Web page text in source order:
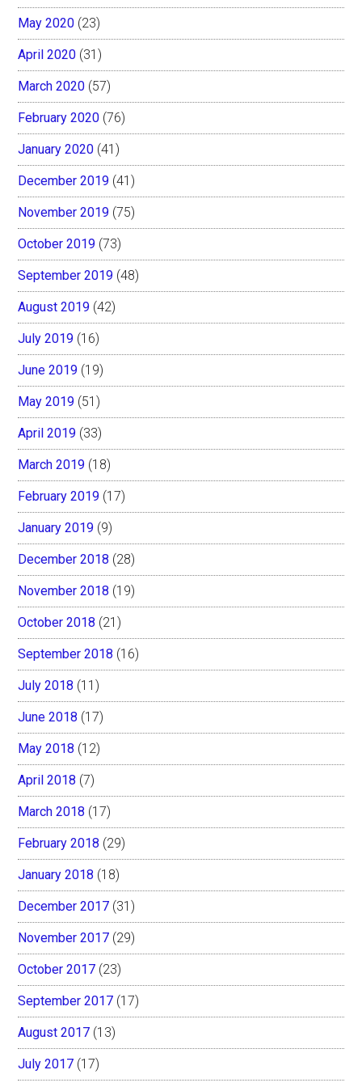
May 2020 (23)
April 2020 (31)
March 2020 (57)
February 2020 (76)
January 2020 (41)
December 2019 (41)
November 2019 (75)
October 2019 (73)
September 2019 (48)
August 2019 (42)
July 2019 (16)
June 2019 (19)
May 2019 (51)
April 2019 (33)
March 2019 (18)
February 2019 (17)
January 2019 (9)
December 2018 (28)
November 2018 (19)
October 2018 (21)
September 2018 (16)
July 2018 (11)
June 2018 (17)
May 2018 (12)
April 2018 (7)
March 2018 (17)
February 2018 (29)
January 2018 (18)
December 2017 (31)
November 2017 (29)
October 2017 (23)
September 2017 (17)
August 2017 (13)
July 2017 (17)